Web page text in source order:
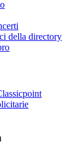
della directory